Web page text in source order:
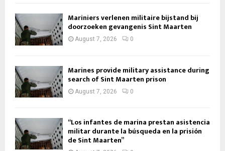
Mariniers verlenen militaire bijstand bij
doorzoeken gevangenis Sint Maarten
August 7, 2026 0
Marines provide military assistance during
search of Sint Maarten prison
August 7, 2026 0
“Los infantes de marina prestan asistencia
militar durante la búsqueda en la prisión
de Sint Maarten”